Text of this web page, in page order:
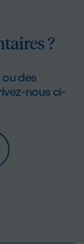
?
des
nous ci-